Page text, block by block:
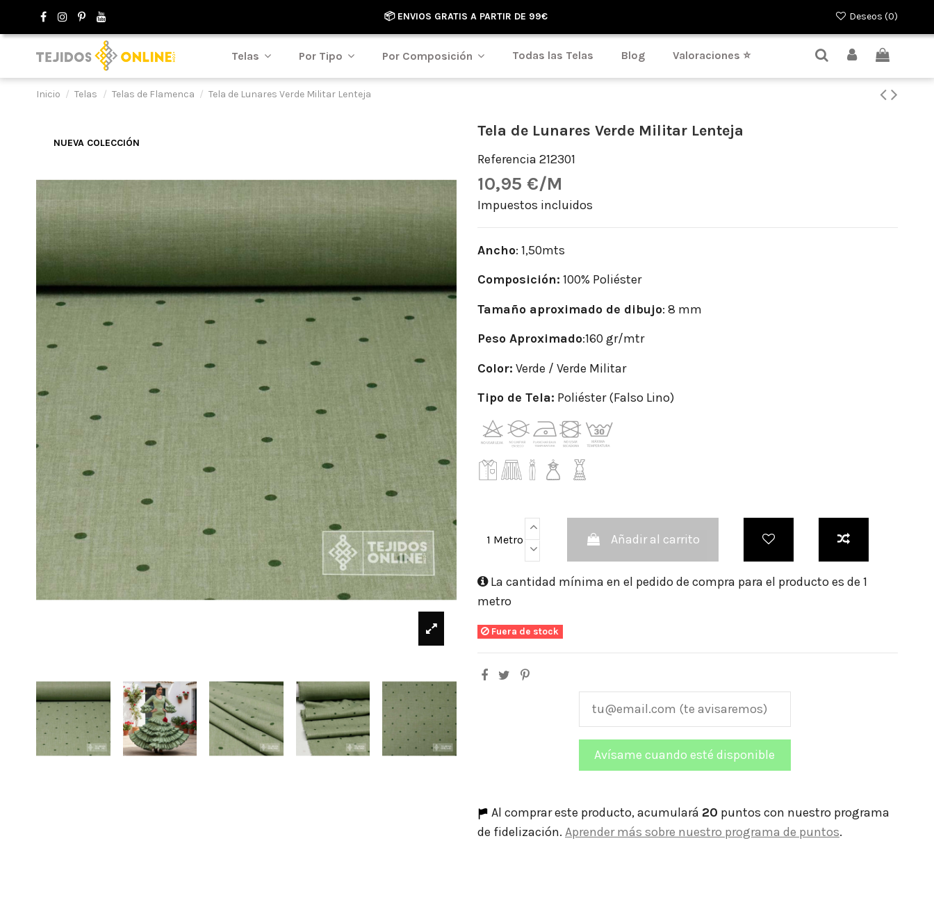
📦 ENVIOS GRATIS A PARTIR DE 99€ Deseos (0)
Telas Por Tipo Por Composición Todas las Telas Blog Valoraciones ⭐
Inicio Telas Telas de Flamenca Tela de Lunares Verde Militar Lenteja
NUEVA COLECCIÓN
Tela de Lunares Verde Militar Lenteja
Referencia 212301
10,95 €/M
Impuestos incluidos
Ancho: 1,50mts
Composición: 100% Poliéster
Tamaño aproximado de dibujo: 8 mm
Peso Aproximado:160 gr/mtr
Color: Verde / Verde Militar
Tipo de Tela: Poliéster (Falso Lino)
1 Metro Añadir al carrito
La cantidad mínima en el pedido de compra para el producto es de 1
metro
Fuera de stock
Al comprar este producto, acumulará 20 puntos con nuestro programa
de fidelización. Aprender más sobre nuestro programa de puntos.